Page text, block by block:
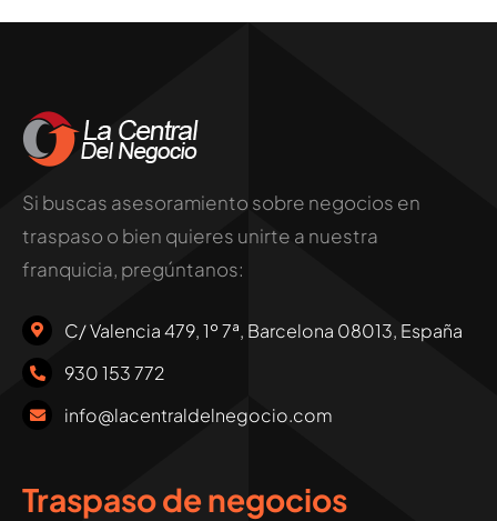
Si buscas asesoramiento sobre negocios en
traspaso o bien quieres unirte a nuestra
franquicia, pregúntanos:
C/ Valencia 479, 1º 7ª, Barcelona 08013, España
930 153 772
info@lacentraldelnegocio.com
Traspaso de negocios